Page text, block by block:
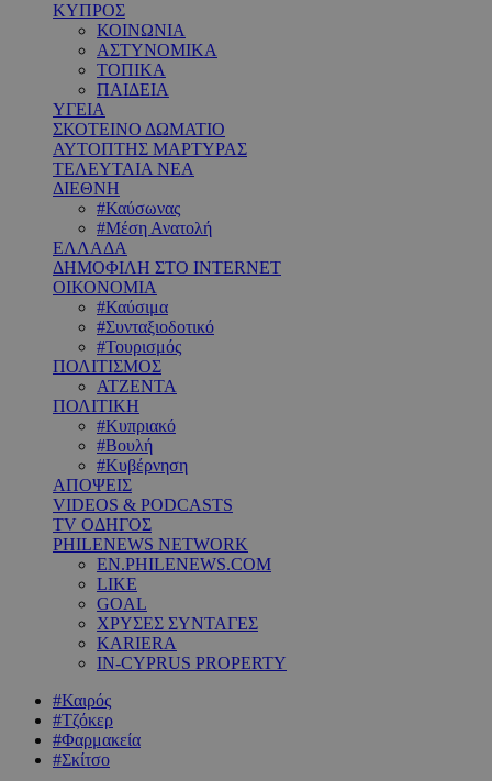
ΚΥΠΡΟΣ
ΚΟΙΝΩΝΙΑ
ΑΣΤΥΝΟΜΙΚΑ
ΤΟΠΙΚΑ
ΠΑΙΔΕΙΑ
ΥΓΕΙΑ
ΣΚΟΤΕΙΝΟ ΔΩΜΑΤΙΟ
ΑΥΤΟΠΤΗΣ ΜΑΡΤΥΡΑΣ
ΤΕΛΕΥΤΑΙΑ ΝΕΑ
ΔΙΕΘΝΗ
#Καύσωνας
#Μέση Ανατολή
ΕΛΛΑΔΑ
ΔΗΜΟΦΙΛΗ ΣΤΟ INTERNET
ΟΙΚΟΝΟΜΙΑ
#Καύσιμα
#Συνταξιοδοτικό
#Τουρισμός
ΠΟΛΙΤΙΣΜΟΣ
ΑΤΖΕΝΤΑ
ΠΟΛΙΤΙΚΗ
#Κυπριακό
#Βουλή
#Κυβέρνηση
ΑΠΟΨΕΙΣ
VIDEOS & PODCASTS
TV ΟΔΗΓΟΣ
PHILENEWS NETWORK
EN.PHILENEWS.COM
LIKE
GOAL
ΧΡΥΣΕΣ ΣΥΝΤΑΓΕΣ
KARIERA
IN-CYPRUS PROPERTY
#Καιρός
#Τζόκερ
#Φαρμακεία
#Σκίτσο